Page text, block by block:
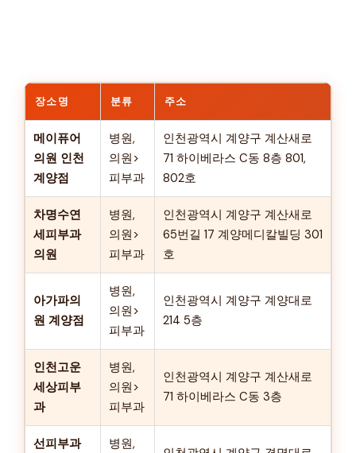
장소명 분류 주소
메이퓨어
의원 인천
계양점
병원,
의원>
피부과
인천광역시 계양구 계산새로
71 하이베라스 C동 8층 801,
802호
차명수연
세피부과
의원
병원,
의원>
피부과
인천광역시 계양구 계산새로
65번길 17 계양메디칼빌딩 301
호
아가파의
원 계양점
병원,
의원>
피부과
인천광역시 계양구 계양대로
214 5층
인천고운
세상피부
과
병원,
의원>
피부과
인천광역시 계양구 계산새로
71 하이베라스 C동 3층
선피부과 병원,